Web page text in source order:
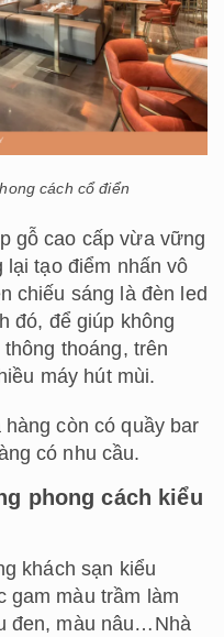
cách cổ điển
gỗ cao cấp vừa vững
tạo điểm nhấn vô
chiếu sáng là đèn led
đó, để giúp không
thoáng, trên
máy hút mùi.
còn có quầy bar
có nhu cầu.
phong cách kiểu
khách sạn kiểu
gam màu trầm làm
đen, màu nâu…Nhà